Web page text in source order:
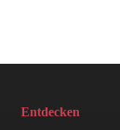
Entdecken